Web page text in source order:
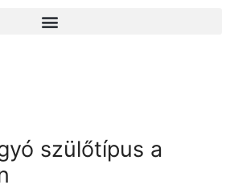
szülőtípus a